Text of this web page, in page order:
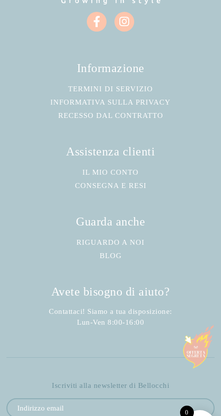
Informazione
TERMINI DI SERVIZIO
INFORMATIVA SULLA PRIVACY
RECESSO DAL CONTRATTO
Assistenza clienti
IL MIO CONTO
CONSEGNA E RESI
Guarda anche
RIGUARDO A NOI
BLOG
Avete bisogno di aiuto?
Contattaci! Siamo a tua disposizione:
Lun-Ven 8:00-16:00
Iscriviti alla newsletter di Bellocchi
0